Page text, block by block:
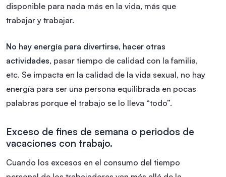
disponible para nada más en la vida, más que
trabajar y trabajar.
No hay energía para divertirse, hacer otras
actividades, pasar tiempo de calidad con la familia,
etc. Se impacta en la calidad de la vida sexual, no hay
energía para ser una persona equilibrada en pocas
palabras porque el trabajo se lo lleva “todo”.
Exceso de fines de semana o periodos de
vacaciones con trabajo.
Cuando los excesos en el consumo del tiempo